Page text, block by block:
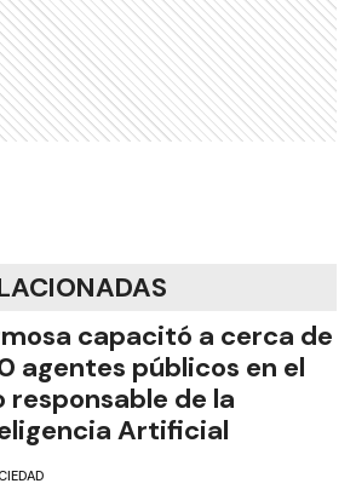
capacitó a cerca de
agentes públicos en el
responsable de la
Artificial